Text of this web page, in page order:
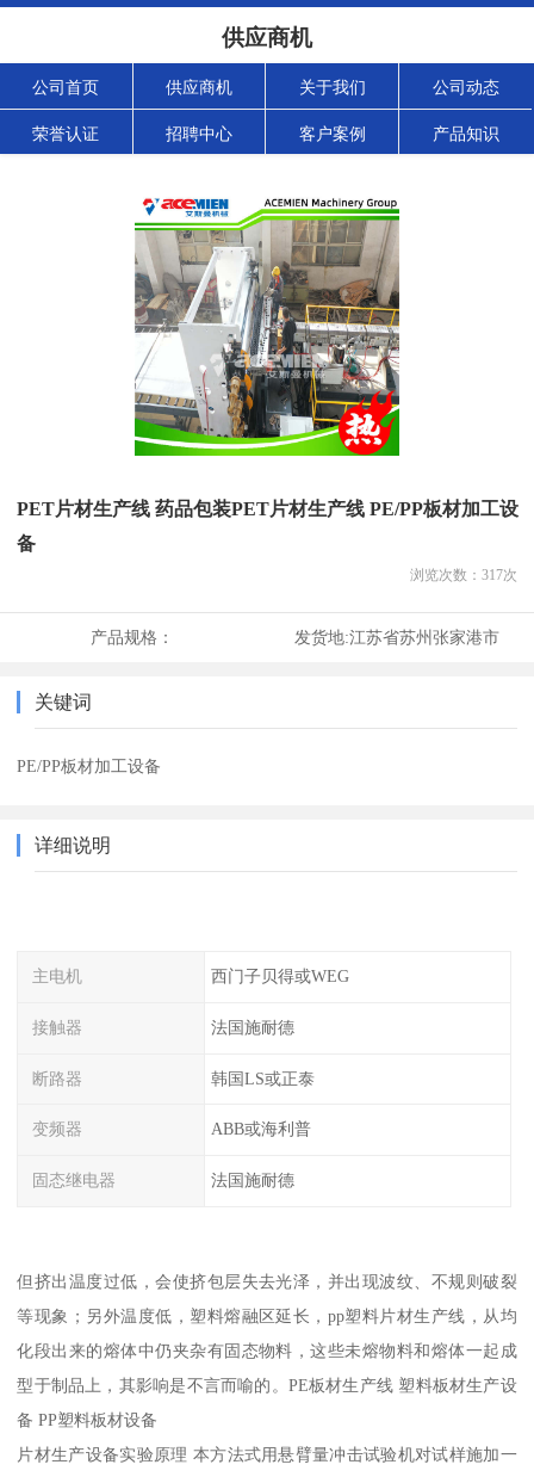
供应商机
公司首页 供应商机 关于我们 公司动态
荣誉认证 招聘中心 客户案例 产品知识
PET片材生产线 药品包装PET片材生产线 PE/PP板材加工设
备
浏览次数： 317次
产品规格： 发货地:江苏省苏州张家港市
关键词
PE/PP板材加工设备
详细说明
主电机 西门子贝得或WEG
接触器 法国施耐德
断路器 韩国LS或正泰
变频器 ABB或海利普
固态继电器 法国施耐德
但挤出温度过低，会使挤包层失去光泽，并出现波纹、不规则破裂
等现象；另外温度低，塑料熔融区延长，pp塑料片材生产线，从均
化段出来的熔体中仍夹杂有固态物料，这些未熔物料和熔体一起成
型于制品上，其影响是不言而喻的。PE板材生产线 塑料板材生产设
备 PP塑料板材设备
片材生产设备实验原理 本方法式用悬臂量冲击试验机对试样施加一